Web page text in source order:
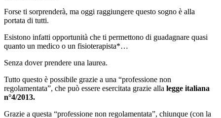
Forse ti sorprenderà, ma oggi raggiungere questo sogno è alla
portata di tutti.
Esistono infatti opportunità che ti permettono di guadagnare quasi
quanto un medico o un fisioterapista*…
Senza dover prendere una laurea.
Tutto questo è possibile grazie a una “professione non
regolamentata”, che può essere esercitata grazie alla legge italiana
n°4/2013.
Grazie a questa “professione non regolamentata”, chiunque (con la